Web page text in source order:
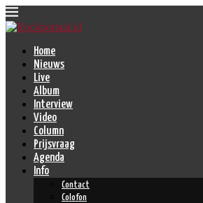
Home
Nieuws
Live
Album
Interview
Video
Column
Prijsvraag
Agenda
Info
Contact
Colofon